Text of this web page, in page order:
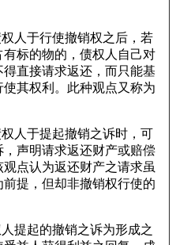
人于行使撤销权之后，若
标的物的，债权人自己对
直接请求返还，而只能基
其权利。此种观点又称为
人于提起撤销之诉时，可
，声明请求返还财产或赔偿
点认为返还财产之请求虽
提，但却非撤销权行使的
提起的撤销之诉为形成之